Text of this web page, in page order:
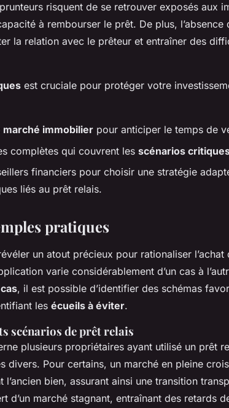
risquent de se retrouver exposés aux
à rembourser le prêt. De plus, l’absence
la relation avec le prêteur et entraîner des
est cruciale pour protéger votre
marché immobilier pour anticiper le temps de
complètes qui couvrent les scénarios
financiers pour choisir une stratégie
liés au prêt relais.
pratiques
un atout précieux pour rationaliser l’achat
varie considérablement d’un cas à
, il est possible d’identifier des schémas
les écueils à éviter.
scénarios de prêt relais
plusieurs propriétaires ayant utilisé un prêt
divers. Pour certains, un marché en pleine
bien, assurant ainsi une transition
d’un marché stagnant, entraînant des retards